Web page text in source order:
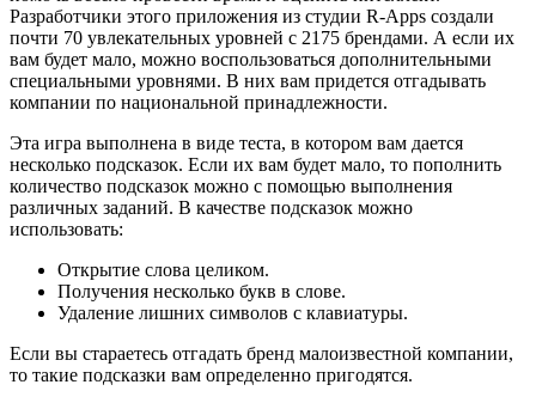
Разработчики этого приложения из студии R-Apps создали
почти 70 увлекательных уровней с 2175 брендами. А если их
вам будет мало, можно воспользоваться дополнительными
специальными уровнями. В них вам придется отгадывать
компании по национальной принадлежности.
Эта игра выполнена в виде теста, в котором вам дается
несколько подсказок. Если их вам будет мало, то пополнить
количество подсказок можно с помощью выполнения
различных заданий. В качестве подсказок можно
использовать:
Открытие слова целиком.
Получения несколько букв в слове.
Удаление лишних символов с клавиатуры.
Если вы стараетесь отгадать бренд малоизвестной компании,
то такие подсказки вам определенно пригодятся.